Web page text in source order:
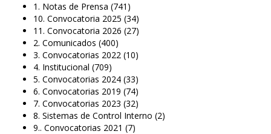
1. Notas de Prensa (741)
10. Convocatoria 2025 (34)
11. Convocatoria 2026 (27)
2. Comunicados (400)
3. Convocatorias 2022 (10)
4. Institucional (709)
5. Convocatorias 2024 (33)
6. Convocatorias 2019 (74)
7. Convocatorias 2023 (32)
8. Sistemas de Control Interno (2)
9.. Convocatorias 2021 (7)